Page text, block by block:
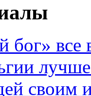
бог» все
своим